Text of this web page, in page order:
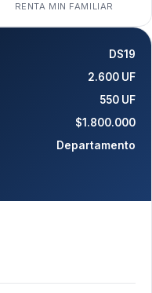
RENTA MIN FAMILIAR
DS19
2.600 UF
550 UF
$1.800.000
Departamento